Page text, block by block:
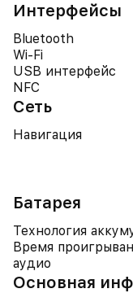
Интерфейсы
Bluetooth
Wi-Fi
USB интерфейс
NFC
Сеть
Навигация
Батарея
Технология
Время
аудио
Основная